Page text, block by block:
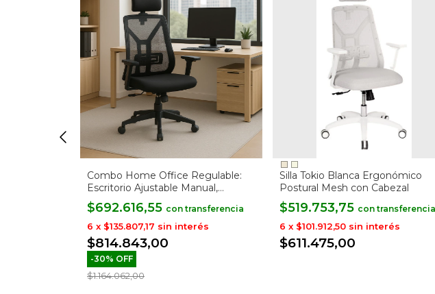
Combo Home Office Regulable:
Escritorio Ajustable Manual,
Soporte para Notebook y Silla Tokio
$692.616,55 con
$814.843,00
-30% OFF
$1.164.062,00
6 x $135.807,17 sin interés
Silla Tokio Blanca Ergonómico
Postural Mesh con Cabezal
$519.753,75 con
$611.475,00
6 x $101.912,50 sin interés